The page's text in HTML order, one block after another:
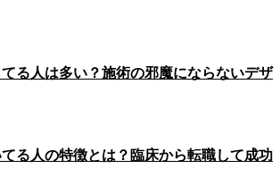
る人は多い？施術の邪魔にならないデザ
る人の特徴とは？臨床から転職して成功